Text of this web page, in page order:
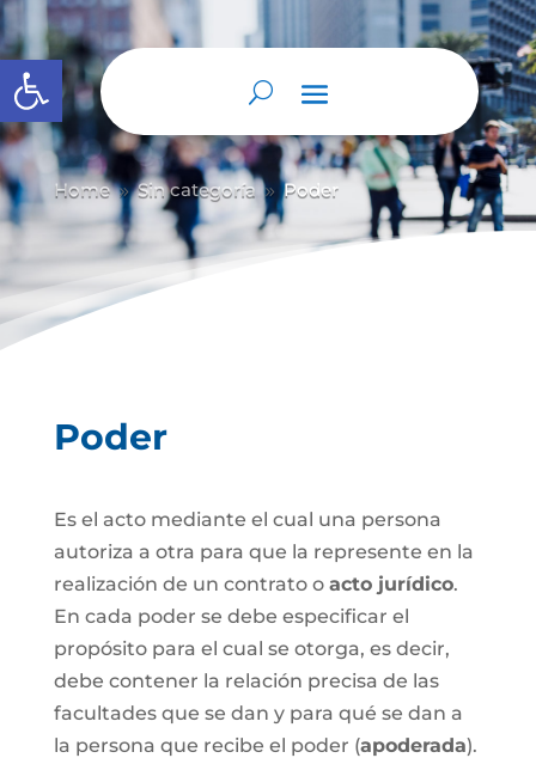
Abrir barra de herramientas
Home 9 Sin categoría 9 Poder
Poder
Es el acto mediante el cual una persona
autoriza a otra para que la represente en la
realización de un contrato o acto jurídico.
En cada poder se debe especificar el
propósito para el cual se otorga, es decir,
debe contener la relación precisa de las
facultades que se dan y para qué se dan a
la persona que recibe el poder (apoderada).